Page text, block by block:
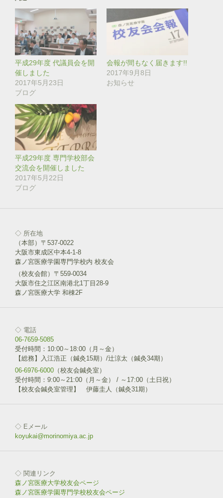
i
t
t
e
r
で
共
有
(
新
し
い
ウ
ィ
ン
ド
ウ
で
開
き
ま
す
)
で
共
す
る
に
は
ク
リ
ッ
し
て
さ
い
(
新
し
い
ウ
ィ
ン
ド
ウ
で
開
)
平成29年度 代議員会を開
催しました
2017年5月23日
ブログ
会報が間もなく届きます!!
2017年9月8日
お知らせ
平成29年度 専門学校部会
交流会を開催しました
2017年5月22日
ブログ
◇ 所在地
（本部）〒537-0022
大阪市東成区中本4-1-8
森ノ宮医療学園専門学校内 校友会
（校友会館）〒559-0034
大阪市住之江区南港北1丁目28-9
森ノ宮医療大学 和棟2F
◇ 電話
06-7659-5085
受付時間：10:00～18:00（月～金）
【総務】入江浩正（鍼灸15期）/辻涼太（鍼灸34期）
06-6976-6000 （校友会鍼灸室）
受付時間：9:00～21:00（月～金） / ～17:00（土日祝）
【校友会鍼灸室管理】 伊藤圭人（鍼灸31期）
◇ Eメール
koyukai@morinomiya.ac.jp
◇ 関連リンク
森ノ宮医療大学校友会ページ
森ノ宮医療学園専門学校校友会ページ